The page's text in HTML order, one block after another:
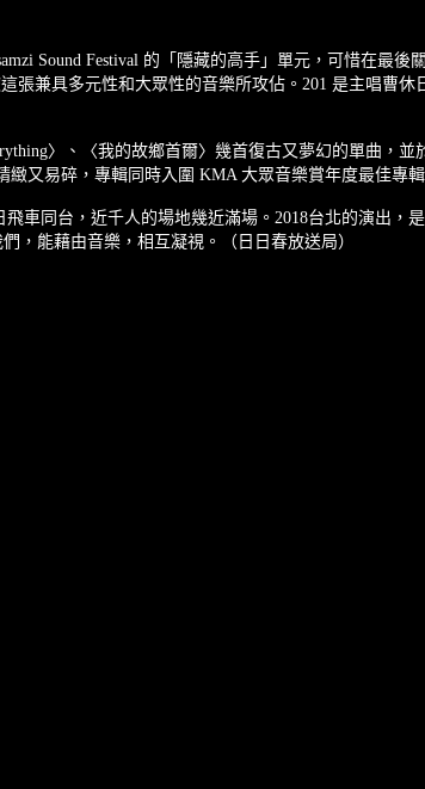
Sound Festival 的「隱藏的高手」單元，可惜在最
兼具多元性和大眾性的音樂所攻佔。201 是主唱曹
〉、〈我的故鄉首爾〉幾首復古又夢幻的單曲，
緻又易碎，專輯同時入圍 KMA 大眾音樂賞年度最佳專輯
車同台，近千人的場地幾近滿場。2018台北的演出
，能藉由音樂，相互凝視。（日日春放送局）